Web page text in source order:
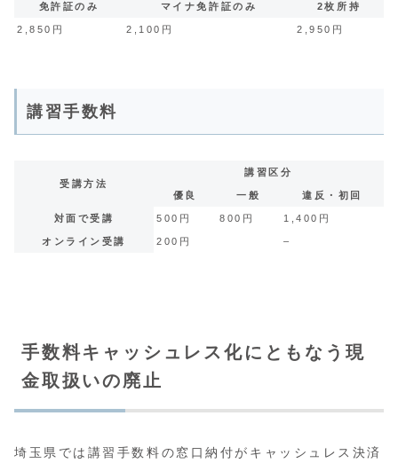
免許証のみ マイナ免許証のみ 2枚所持
2,850円 2,100円 2,950円
講習手数料
受講方法
講習区分
優良 一般 違反・初回
対面で受講 500円 800円 1,400円
オンライン受講 200円 –
手数料キャッシュレス化にともなう現
金取扱いの廃止
埼玉県では講習手数料の窓口納付がキャッシュレス決済